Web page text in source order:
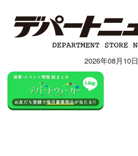
2026年08月10日